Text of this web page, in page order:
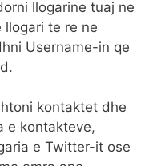
llogarine tuaj ne
llogari te re ne
Username-in qe
kontaktet dhe
e kontakteve,
e Twitter-it ose